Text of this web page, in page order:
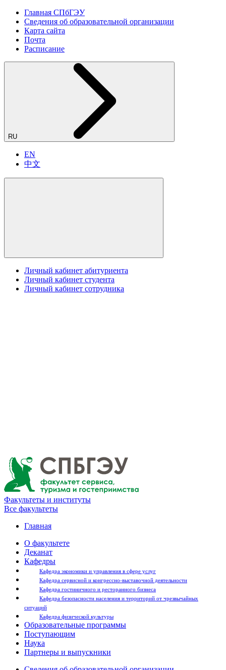
Главная СПбГЭУ
Сведения об образовательной организации
Карта сайта
Почта
Расписание
RU
EN
中文
Личный кабинет абитуриента
Личный кабинет студента
Личный кабинет сотрудника
Факультеты и институты
Все факультеты
Главная
О факультете
Деканат
Кафедры
Кафедра экономики и управления в сфере услуг
Кафедра сервисной и конгрессно-выставочной деятельности
Кафедра гостиничного и ресторанного бизнеса
Кафедра безопасности населения и территорий от чрезвычайных
ситуаций
Кафедра физической культуры
Образовательные программы
Поступающим
Наука
Партнеры и выпускники